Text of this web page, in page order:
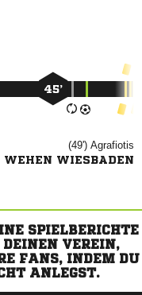
45’
(49') 
WEHEN WIESBADEN
SPIELBERICHTE
VEREIN,
FANS, INDEM DU
ANLEGST.